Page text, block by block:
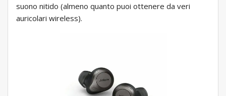
suono nitido (almeno quanto puoi ottenere da veri
auricolari wireless).